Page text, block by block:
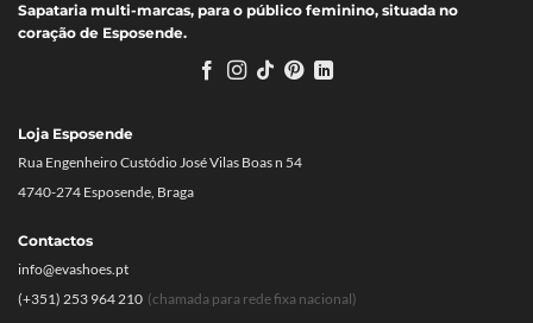
Sapataria multi-marcas, para o público feminino, situada no
coração de Esposende.
Loja Esposende
Rua Engenheiro Custódio José Vilas Boas n 54
4740-274 Esposende, Braga
Contactos
info@evashoes.pt
(+351) 253 964 210 (chamada para rede fixa nacional)